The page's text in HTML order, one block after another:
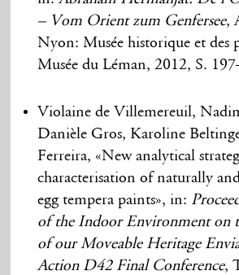
– Vom Orient zum Genfersee,
Nyon: Musée historique et des
Musée du Léman, 2012, S.
Violaine de Villemereuil,
Danièle Gros, Karoline
Ferreira, «New analytical
characterisation of naturally
egg tempera paints», in:
of the Indoor Environment on
of our Moveable Heritage
Action D42 Final Conference,